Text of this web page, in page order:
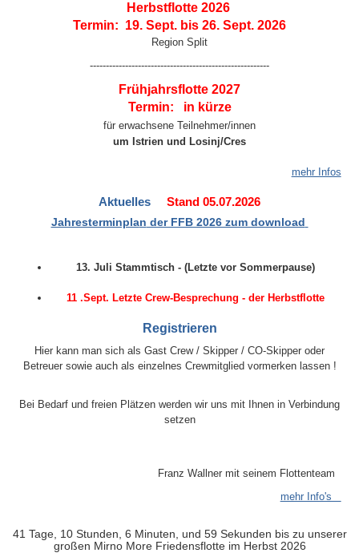
Herbstflotte 2026
Termin: 19. Sept. bis 26. Sept. 2026
Region Split
--------------------------------------------------------
Frühjahrsflotte 2027
Termin: in kürze
für erwachsene Teilnehmer/innen
um Istrien und Losinj/Cres
mehr Infos
Aktuelles Stand 05.07.2026
Jahresterminplan der FFB 2026 zum download
13. Juli Stammtisch - (Letzte vor Sommerpause)
11 .Sept. Letzte Crew-Besprechung - der Herbstflotte
Registrieren
Hier kann man sich als Gast Crew / Skipper / CO-Skipper oder
Betreuer sowie auch als einzelnes Crewmitglied vormerken lassen !
Bei Bedarf und freien Plätzen werden wir uns mit Ihnen in Verbindung
setzen
Franz Wallner mit seinem Flottenteam
mehr Info's
41 Tage, 10 Stunden, 6 Minuten, und 58 Sekunden bis zu unserer
großen Mirno More Friedensflotte im Herbst 2026